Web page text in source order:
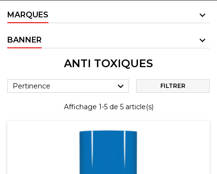
MARQUES
BANNER
ANTI TOXIQUES
Pertinence  FILTRER
Affichage 1-5 de 5 article(s)